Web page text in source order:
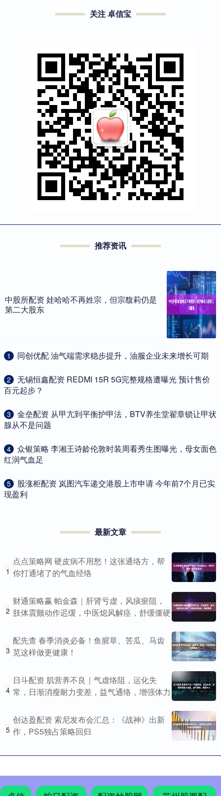
关注 卓信宝
推荐资讯
中股所配资 娃哈哈不再姓宗，但宗馥莉仍是
第二大股东
1 ​同创优配 油气端需求稳步提升，油服企业未来增长可期
2
​无锡恒鑫配资 REDMI 15R 5G完整规格遭曝光 预计售价
百元起步？
3
​金垒配资 从甲亢到平衡护甲法，BTV养生堂翟章锁让甲状
腺从不是问题
4
​众银策略 李湘王诗龄伦敦时装周看秀生图曝光，母女面色
红润气血足
5
​股涨柜配资 岚图汽车递交港股上市申请 今年前7个月已实
现盈利
最新文章
1
点点策略网 硬皮病不用愁！这张通络方，帮
你打通堵了的气血经络
2
财通策略赢 帕金森｜肝肾亏虚，风痰瘀阻，
肢体震颤动作迟缓，中医熄风解痉，舒缓僵硬
3
配先查 春季消炎必备！鱼腥草、苦瓜、马齿
苋这样做更健康！
4
日斗配资 肌营养不良｜气虚络阻，运化失
常，日渐消瘦耐力变差，益气通络，增强体力
5
创达盈配资 索尼发布会汇总：《战神》出新
作，PS5独占策略回归